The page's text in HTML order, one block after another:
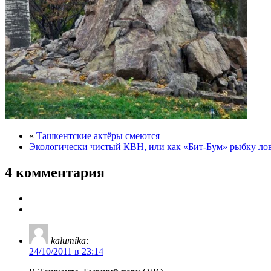
« Ташкентские актёры смеются
Экологически чистый КВН, или как «Бит-Бум» рыбку
4 комментария
kalumika:
24/10/2011 в 23:14